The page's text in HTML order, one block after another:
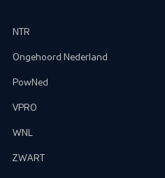
NTR
Ongehoord Nederland
PowNed
VPRO
WNL
ZWART